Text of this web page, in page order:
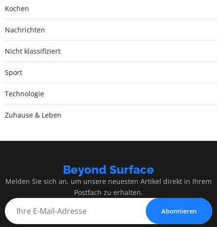
Kochen
Nachrichten
Nicht klassifiziert
Sport
Technologie
Zuhause & Leben
Beyond Surface
Melden Sie sich an, um unsere neuesten Artikel direkt in Ihrem
Postfach zu erhalten.
Abonnieren